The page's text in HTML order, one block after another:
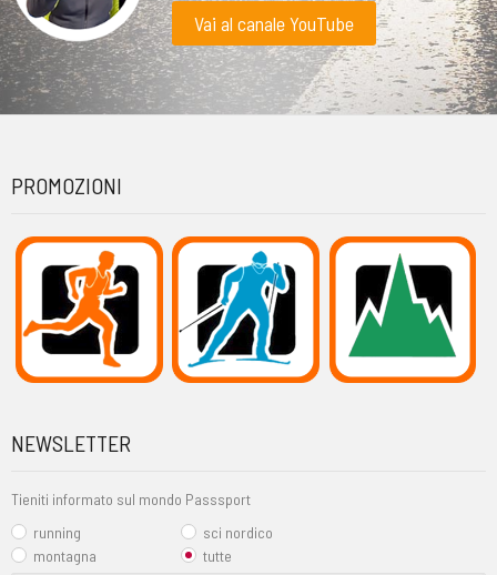
Vai al canale YouTube
PROMOZIONI
NEWSLETTER
Tieniti informato sul mondo Passsport
running
sci nordico
montagna
tutte